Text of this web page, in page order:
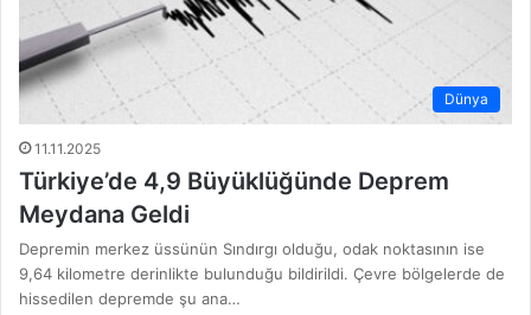
Dünya
11.11.2025
Türkiye’de 4,9 Büyüklüğünde Deprem
Meydana Geldi
Depremin merkez üssünün Sındırgı olduğu, odak noktasının ise
9,64 kilometre derinlikte bulunduğu bildirildi. Çevre bölgelerde de
hissedilen depremde şu ana…